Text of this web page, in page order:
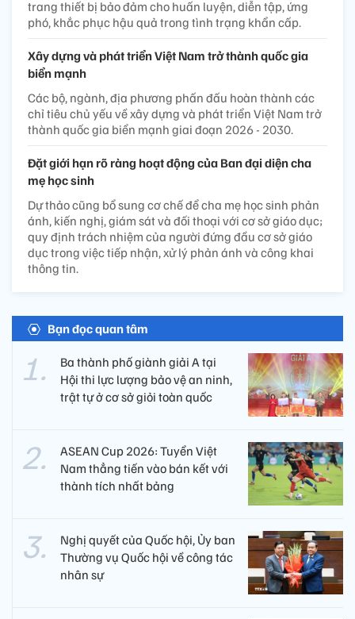
trang thiết bị bảo đảm cho huấn luyện, diễn tập, ứng
phó, khắc phục hậu quả trong tình trạng khẩn cấp.
Xây dựng và phát triển Việt Nam trở thành quốc gia
biển mạnh
Các bộ, ngành, địa phương phấn đấu hoàn thành các
chỉ tiêu chủ yếu về xây dựng và phát triển Việt Nam trở
thành quốc gia biển mạnh giai đoạn 2026 - 2030.
Đặt giới hạn rõ ràng hoạt động của Ban đại diện cha
mẹ học sinh
Dự thảo cũng bổ sung cơ chế để cha mẹ học sinh phản
ánh, kiến nghị, giám sát và đối thoại với cơ sở giáo dục;
quy định trách nhiệm của người đứng đầu cơ sở giáo
dục trong việc tiếp nhận, xử lý phản ánh và công khai
thông tin.
Bạn đọc quan tâm
Ba thành phố giành giải A tại
Hội thi lực lượng bảo vệ an ninh,
trật tự ở cơ sở giỏi toàn quốc
ASEAN Cup 2026: Tuyển Việt
Nam thẳng tiến vào bán kết với
thành tích nhất bảng
Nghị quyết của Quốc hội, Ủy ban
Thường vụ Quốc hội về công tác
nhân sự